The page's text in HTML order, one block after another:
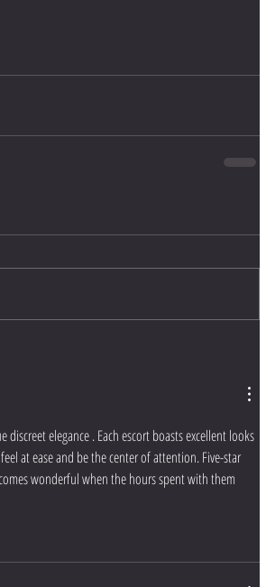
elegance . Each escort boasts excellent looks
at ease and be the center of attention. Five-star
wonderful when the hours spent with them